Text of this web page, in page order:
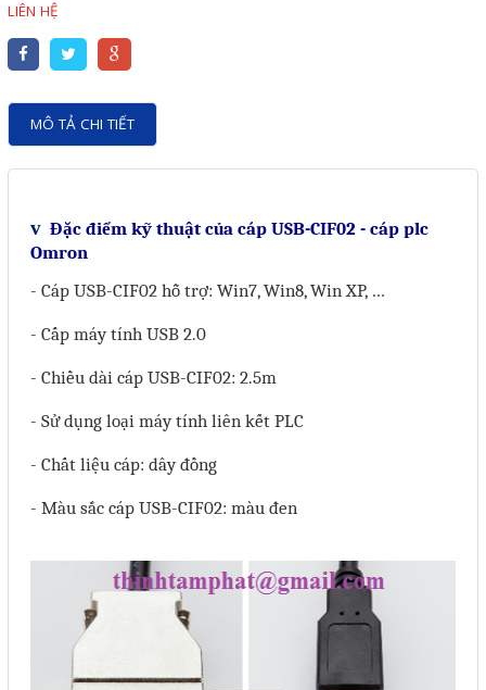
LIÊN HỆ
MÔ TẢ CHI TIẾT
v Đặc điểm kỹ thuật của cáp USB-CIF02 - cáp plc
Omron
- Cáp USB-CIF02 hỗ trợ: Win7, Win8, Win XP, …
- Cấp máy tính USB 2.0
- Chiều dài cáp USB-CIF02: 2.5m
- Sử dụng loại máy tính liên kết PLC
- Chất liệu cáp: dây đồng
- Màu sắc cáp USB-CIF02: màu đen
Màn hình cảm ứng HMI
PLC - Bộ lập trình PLC
Máy tính công nghiệp
Motor Servo / Driver Servo
Servo
Cân Điện Tử
sát
Thiết bị cảnh báo
Thiết bị đo lường - Cảm biến
Bộ đếm - Bộ hẹn giờ
Đồng hồ đo đa năng